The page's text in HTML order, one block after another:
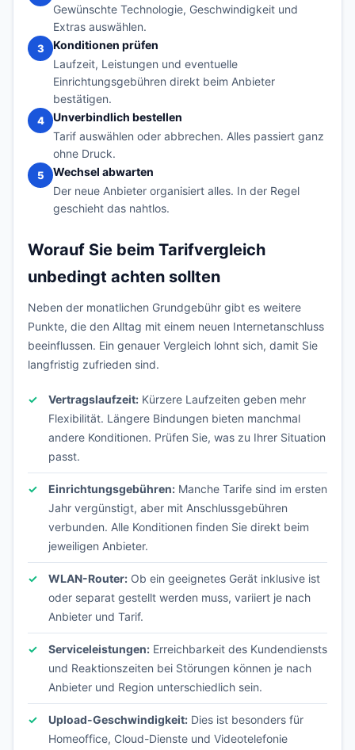
Gewünschte Technologie, Geschwindigkeit und
Extras auswählen.
3
Konditionen prüfen
Laufzeit, Leistungen und eventuelle
Einrichtungsgebühren direkt beim Anbieter
bestätigen.
4
Unverbindlich bestellen
Tarif auswählen oder abbrechen. Alles passiert ganz
ohne Druck.
5
Wechsel abwarten
Der neue Anbieter organisiert alles. In der Regel
geschieht das nahtlos.
Worauf Sie beim Tarifvergleich
unbedingt achten sollten
Neben der monatlichen Grundgebühr gibt es weitere
Punkte, die den Alltag mit einem neuen Internetanschluss
beeinflussen. Ein genauer Vergleich lohnt sich, damit Sie
langfristig zufrieden sind.
Vertragslaufzeit: Kürzere Laufzeiten geben mehr
Flexibilität. Längere Bindungen bieten manchmal
andere Konditionen. Prüfen Sie, was zu Ihrer Situation
passt.
Einrichtungsgebühren: Manche Tarife sind im ersten
Jahr vergünstigt, aber mit Anschlussgebühren
verbunden. Alle Konditionen finden Sie direkt beim
jeweiligen Anbieter.
WLAN-Router: Ob ein geeignetes Gerät inklusive ist
oder separat gestellt werden muss, variiert je nach
Anbieter und Tarif.
Serviceleistungen: Erreichbarkeit des Kundendiensts
und Reaktionszeiten bei Störungen können je nach
Anbieter und Region unterschiedlich sein.
Upload-Geschwindigkeit: Dies ist besonders für
Homeoffice, Cloud-Dienste und Videotelefonie